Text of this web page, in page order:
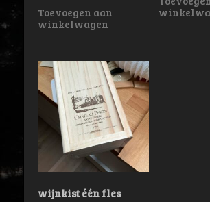
Toevoegen aan
winkelwagen
wijnkist één fles